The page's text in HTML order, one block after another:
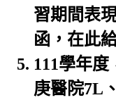
習期間表
函，在此
111學年
庚醫院7L